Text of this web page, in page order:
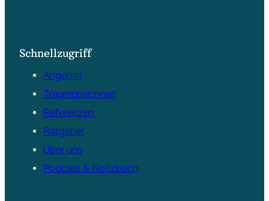
Schnellzugriff
Angebot
Trauredner:innen
Referenzen
Ratgeber
Über uns
Podcast & Notizbuch